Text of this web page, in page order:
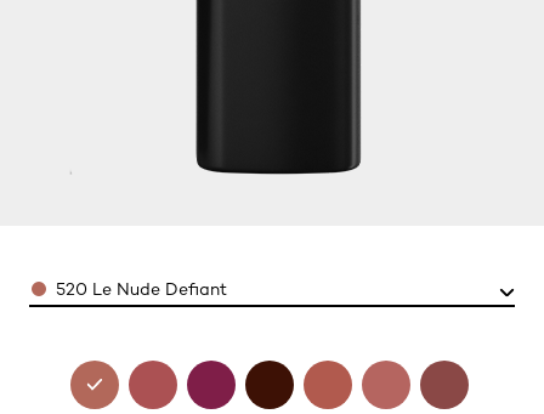
Color520 Le Nude Defiant